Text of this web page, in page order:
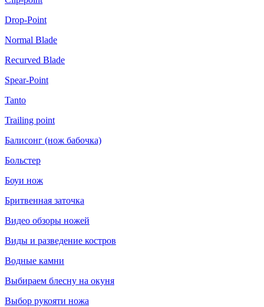
Drop-Point
Normal Blade
Recurved Blade
Spear-Point
Tanto
Trailing point
Балисонг (нож бабочка)
Больстер
Боуи нож
Бритвенная заточка
Видео обзоры ножей
Виды и разведение костров
Водные камни
Выбираем блесну на окуня
Выбор рукояти ножа